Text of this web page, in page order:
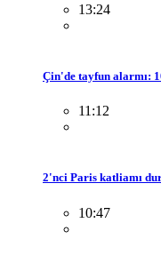
13:24
Çin'de tayfun alarmı:
11:12
2'nci Paris katliamı
10:47